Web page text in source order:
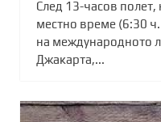
След 13-часов
местно време (6:30
на международното
Джакарта,...